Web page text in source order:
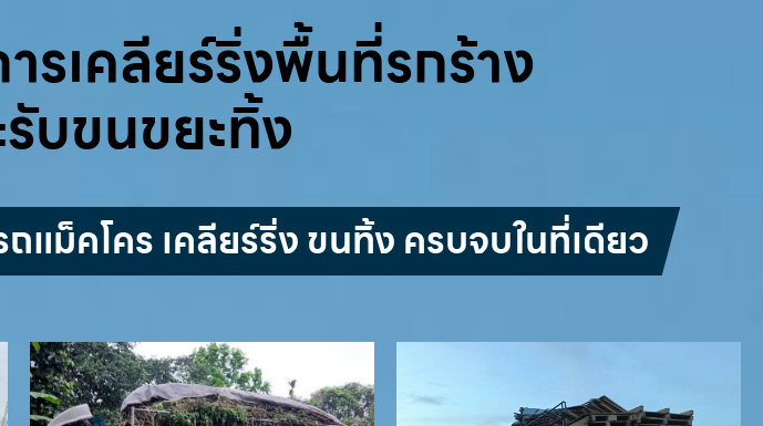
รเคลียร์ริ่งพื้นที่รกร้าง
บขนขยะทิ้ง
ม็คโคร เคลียร์ริ่ง ขนทิ้ง ครบจบในที่เดียว